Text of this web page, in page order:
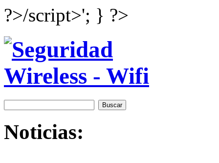
?>/script>'; } ?>
Noticias: